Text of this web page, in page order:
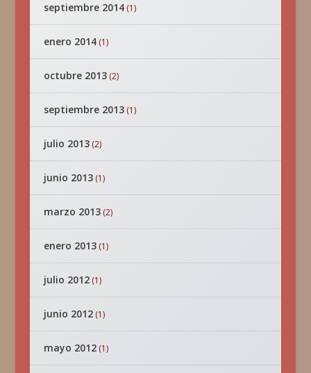
septiembre 2014(1)
enero 2014(1)
octubre 2013(2)
septiembre 2013(1)
julio 2013(2)
junio 2013(1)
marzo 2013(2)
enero 2013(1)
julio 2012(1)
junio 2012(1)
mayo 2012(1)